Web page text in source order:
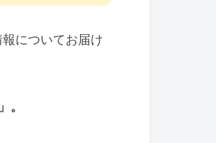
についてお届け
。